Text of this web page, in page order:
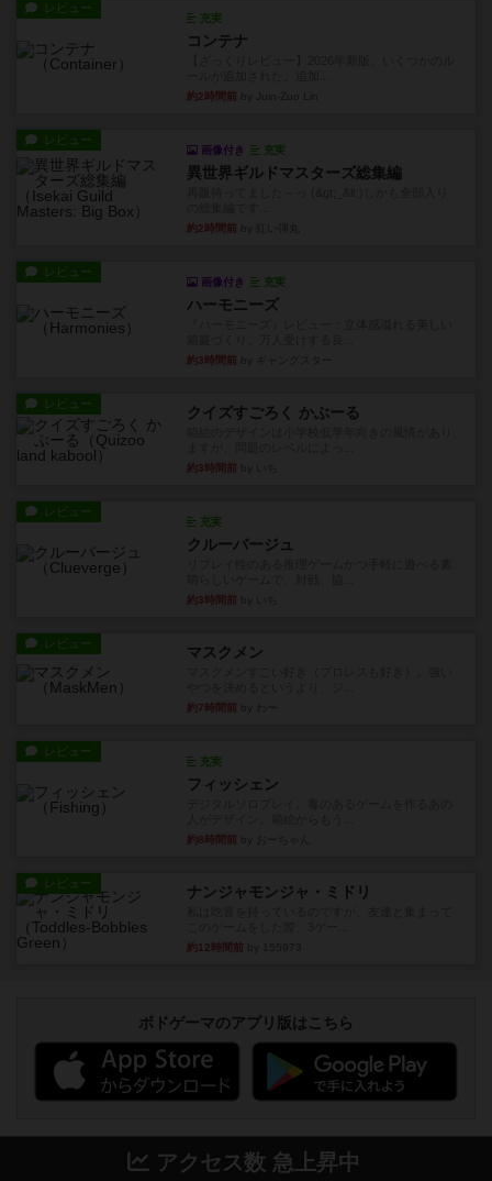
レビュー
充実
コンテナ
約2時間前
レビュー
画像付き 充実
異世界ギルドマスターズ総集編
約2時間前
レビュー
画像付き 充実
ハーモニーズ
約3時間前
レビュー クイズすごろく かぶーる
約3時間前
レビュー
充実
クルーバージュ
約3時間前
レビュー マスクメン
約7時間前
レビュー
充実
フィッシェン
約8時間前
レビュー ナンジャモンジャ・ミドリ
約12時間前
ボドゲーマのアプリ版はこちら
アクセス数 急上昇中